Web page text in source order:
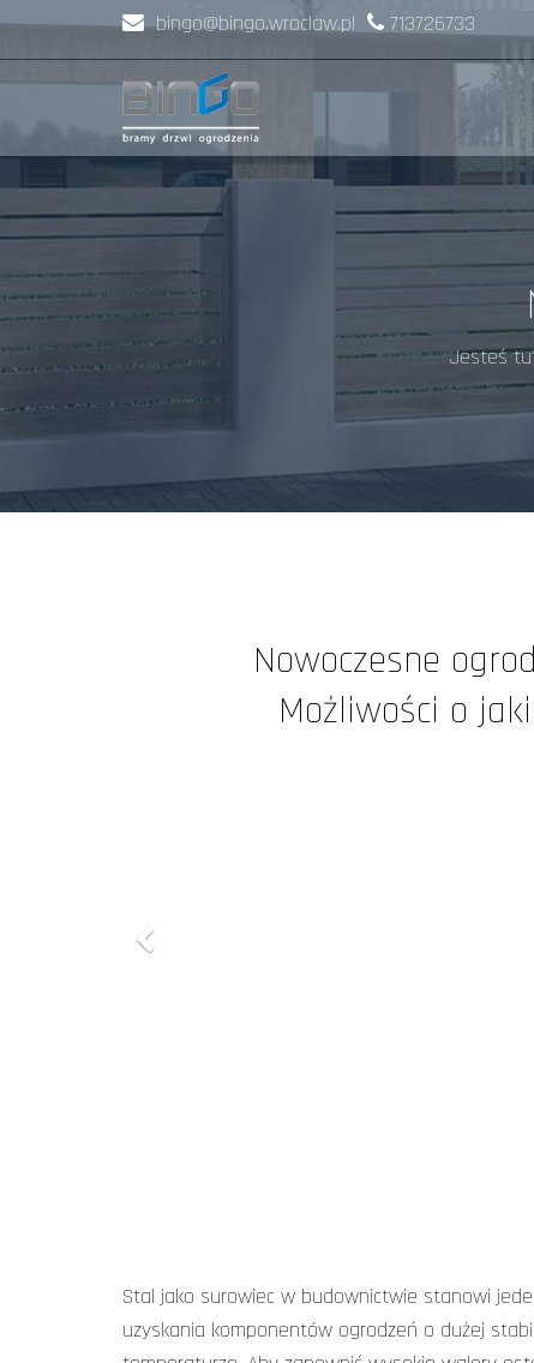
bingo@bingo.wroclaw.pl 713726733
Jesteś
Nowoczesne
Możliwości o
Stal jako surowiec w budownictwie stanowi
uzyskania komponentów ogrodzeń o dużej